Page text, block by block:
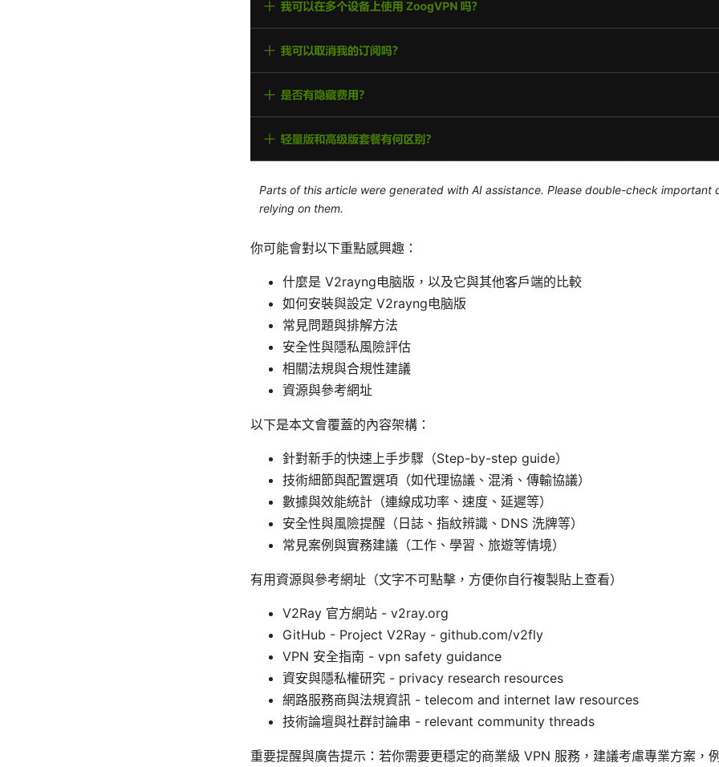
Parts of this article were generated with AI assistance. Please double-check important
relying on them.
你可能會對以下重點感興趣：
什麼是 V2rayng电脑版，以及它與其他客戶端的比較
如何安裝與設定 V2rayng电脑版
常見問題與排解方法
安全性與隱私風險評估
相關法規與合規性建議
資源與參考網址
以下是本文會覆蓋的內容架構：
針對新手的快速上手步驟（Step-by-step guide）
技術細節與配置選項（如代理協議、混淆、傳輸協議）
數據與效能統計（連線成功率、速度、延遲等）
安全性與風險提醒（日誌、指紋辨識、DNS 洗牌等）
常見案例與實務建議（工作、學習、旅遊等情境）
有用資源與參考網址（文字不可點擊，方便你自行複製貼上查看）
V2Ray 官方網站 - v2ray.org
GitHub - Project V2Ray - github.com/v2fly
VPN 安全指南 - vpn safety guidance
資安與隱私權研究 - privacy research resources
網路服務商與法規資訊 - telecom and internet law resources
技術論壇與社群討論串 - relevant community threads
重要提醒與廣告提示：若你需要更穩定的商業級 VPN 服務，建議考慮專業方案，